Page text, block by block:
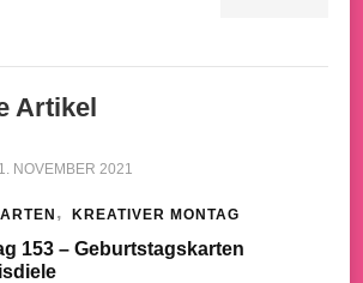
Artikel
NOVEMBER 2021
KREATIVER MONTAG
153 – Geburtstagskarten